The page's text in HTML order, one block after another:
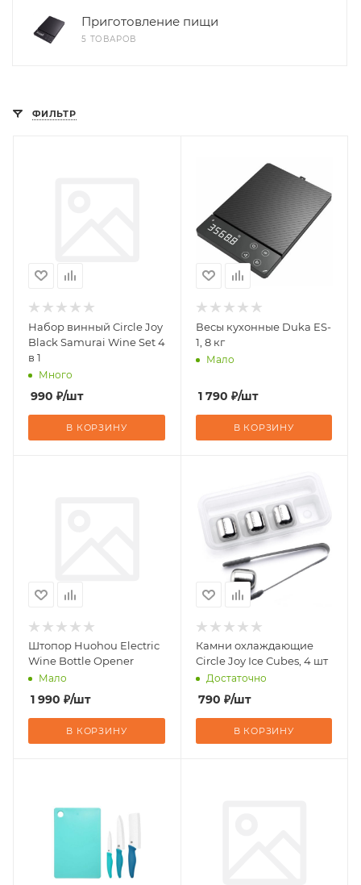
Приготовление пищи
5 ТОВАРОВ
ФИЛЬТР
Набор винный Circle Joy
Black Samurai Wine Set 4
в 1
Много
990 ₽/шт
В КОРЗИНУ
Весы кухонные Duka ES-
1, 8 кг
Мало
1 790 ₽/шт
В КОРЗИНУ
Штопор Huohou Electric
Wine Bottle Opener
Мало
1 990 ₽/шт
В КОРЗИНУ
Камни охлаждающие
Circle Joy Ice Cubes, 4 шт
Достаточно
790 ₽/шт
В КОРЗИНУ